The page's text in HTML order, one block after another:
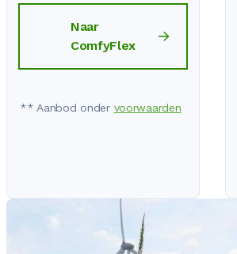
Naar
ComfyFlex
** Aanbod onder voorwaarden